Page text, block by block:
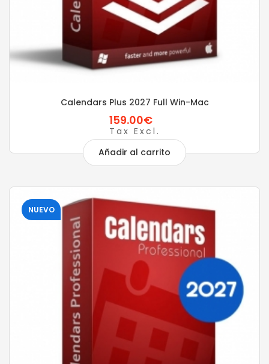
Calendars Plus 2027 Full Win-Mac
159.00€
Tax Excl.
Añadir al carrito
NUEVO